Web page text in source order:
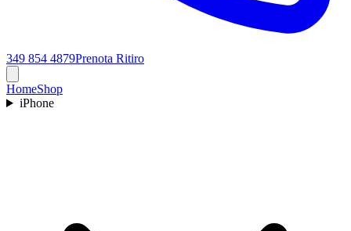
349 854 4879Prenota Ritiro
HomeShop
iPhone